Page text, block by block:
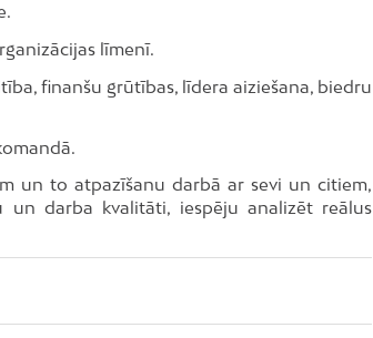
līmenī.
finanšu grūtības, līdera aiziešana, biedru
un to atpazīšanu darbā ar sevi un citiem,
un darba kvalitāti, iespēju analizēt reālus